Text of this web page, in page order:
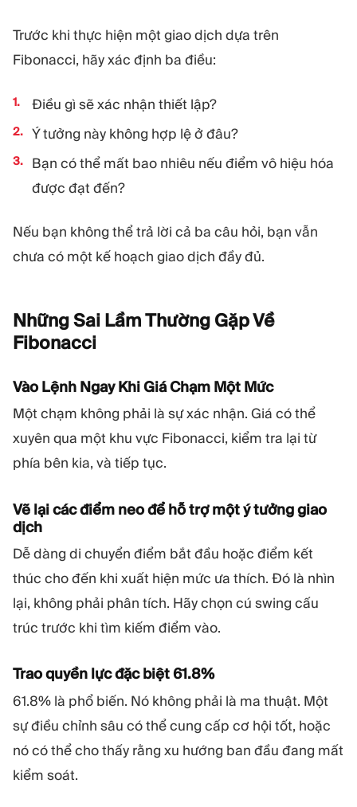
Trước khi thực hiện một giao dịch dựa trên
Fibonacci, hãy xác định ba điều:
Điều gì sẽ xác nhận thiết lập?
Ý tưởng này không hợp lệ ở đâu?
Bạn có thể mất bao nhiêu nếu điểm vô hiệu hóa
được đạt đến?
Nếu bạn không thể trả lời cả ba câu hỏi, bạn vẫn
chưa có một kế hoạch giao dịch đầy đủ.
Những Sai Lầm Thường Gặp Về
Fibonacci
Vào Lệnh Ngay Khi Giá Chạm Một Mức
Một chạm không phải là sự xác nhận. Giá có thể
xuyên qua một khu vực Fibonacci, kiểm tra lại từ
phía bên kia, và tiếp tục.
Vẽ lại các điểm neo để hỗ trợ một ý tưởng giao
dịch
Dễ dàng di chuyển điểm bắt đầu hoặc điểm kết
thúc cho đến khi xuất hiện mức ưa thích. Đó là nhìn
lại, không phải phân tích. Hãy chọn cú swing cấu
trúc trước khi tìm kiếm điểm vào.
Trao quyền lực đặc biệt 61.8%
61.8% là phổ biến. Nó không phải là ma thuật. Một
sự điều chỉnh sâu có thể cung cấp cơ hội tốt, hoặc
nó có thể cho thấy rằng xu hướng ban đầu đang mất
kiểm soát.